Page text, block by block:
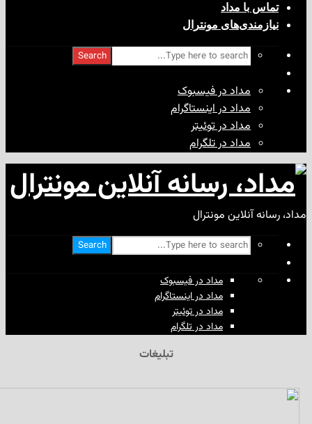
مداد
مونترال
Search
مداد در فیسبوک
مداد در اینستاگرام
مداد در توئیتر
مداد در تلگرام
مونترال
Search
مداد در فیسبوک
مداد در اینستاگرام
مداد در توئیتر
مداد در تلگرام